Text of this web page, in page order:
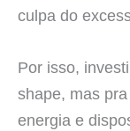
culpa do
Por isso,
shape, mas
energia e